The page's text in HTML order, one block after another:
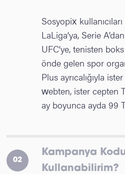
Sosyopix
LaLiga’ya, Serie
UFC’ye, tenisten
önde gelen spor
Plus ayrıcalığıyla
webten, ister cepten
ay boyunca ayda 99
02
Kampanya
Kullanabilirim?